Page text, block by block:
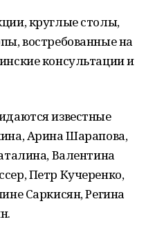
круглые столы,
востребованные на
консультации и
известные
Арина Шарапова,
Валентина
Петр Кучеренко,
Саркисян, Регина